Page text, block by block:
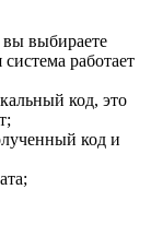
вы выбираете
работает
код, это
код и